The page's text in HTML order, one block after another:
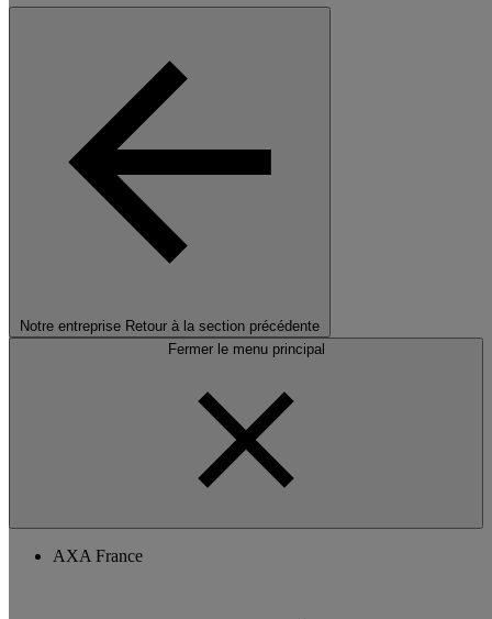
Notre entreprise Retour à la section précédente
Fermer le menu principal
AXA France